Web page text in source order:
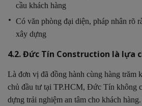
cầu khách hàng
Có văn phòng đại diện, pháp nhân rõ
xây dựng
4.2. Đức Tín Construction là lựa
Là đơn vị đã đồng hành cùng hàng trăm
chủ đầu tư tại TP.HCM, Đức Tín không
dựng trải nghiệm an tâm cho khách